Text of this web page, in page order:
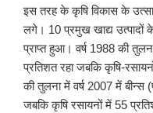
इस तरह के कृषि विकास के
लगे। 10 प्रमुख खाद्य उत्पादों के
प्राप्त हुआ। वर्ष 1988 की
प्रतिशत रहा जबकि कृषि-
की तुलना में वर्ष 2007 में बीन्स
जबकि कृषि रसायनों में 55